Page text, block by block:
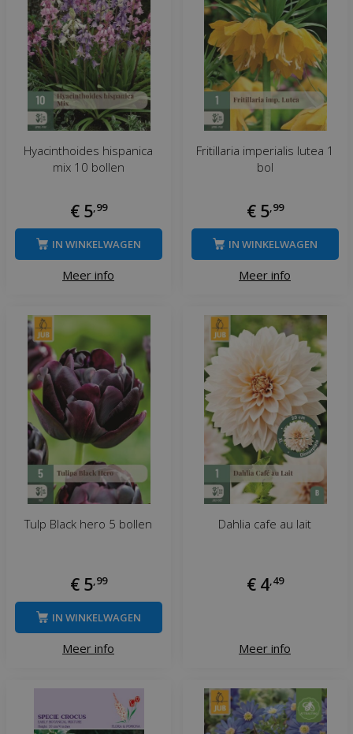
Hyacinthoides hispanica
mix 10 bollen
€ 5 99
Meer info
IN WINKELWAGEN
Fritillaria imperialis lutea 1
bol
€ 5 99
Meer info
IN WINKELWAGEN
Tulp Black hero 5 bollen
€ 5 99
Meer info
IN WINKELWAGEN
Dahlia cafe au lait
€ 4 49
Meer info